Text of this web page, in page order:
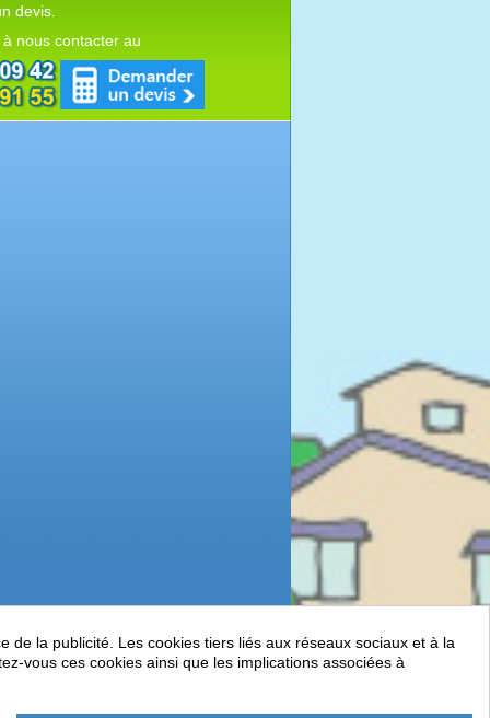
devis.
nous contacter au
la publicité. Les cookies tiers liés aux réseaux sociaux et à la
vous ces cookies ainsi que les implications associées à